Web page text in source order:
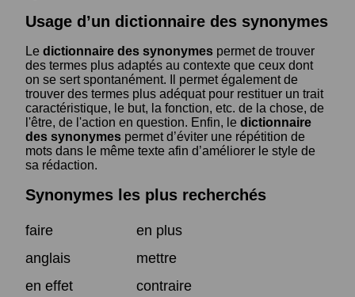
Usage d’un dictionnaire des synonymes
Le dictionnaire des synonymes permet de trouver
des termes plus adaptés au contexte que ceux dont
on se sert spontanément. Il permet également de
trouver des termes plus adéquat pour restituer un trait
caractéristique, le but, la fonction, etc. de la chose, de
l'être, de l'action en question. Enfin, le dictionnaire
des synonymes permet d’éviter une répétition de
mots dans le même texte afin d’améliorer le style de
sa rédaction.
Synonymes les plus recherchés
faire
en plus
anglais
mettre
en effet
contraire